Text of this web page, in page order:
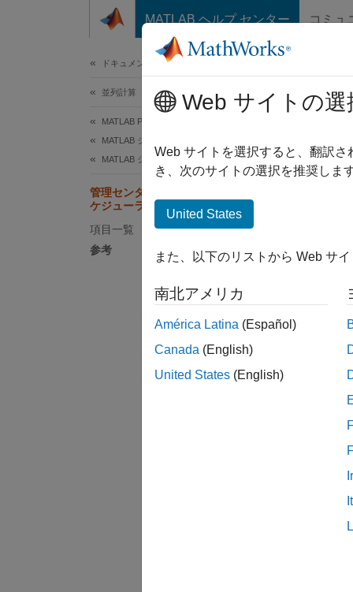
コンテンツへスキップ
MATLAB ヘルプ センター コミュ
ドキュメンテーションのホーム
並列計算
MATLAB Parallel Server
MATLAB ジョブ スケジューラの構成と管理
MATLAB ジョブ スケジューラ プロセスの管理
管理センターでの MATLAB ジョブ ス
ケジューラ クラスターの接続テスト
項目一覧
参考
管
管理セ
[
Web サイトの選
Web サイトを選択すると、翻訳
き、次のサイトの選択を推奨しま
United States
また、以下のリストから Web サ
南北アメリカ
América Latina (Español)
Canada (English)
United States (English)